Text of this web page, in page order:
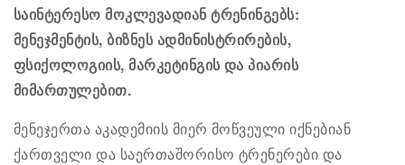
საინტერესო მოკლევადიან ტრენინგებს:
მენეჯმენტის, ბიზნეს ადმინისტრირების,
ფსიქოლოგიის, მარკეტინგის და პიარის
მიმართულებით.
მენეჯერთა აკადემიის მიერ მოწვეული იქნებიან
ქართველი და საერთაშორისო ტრენერები და